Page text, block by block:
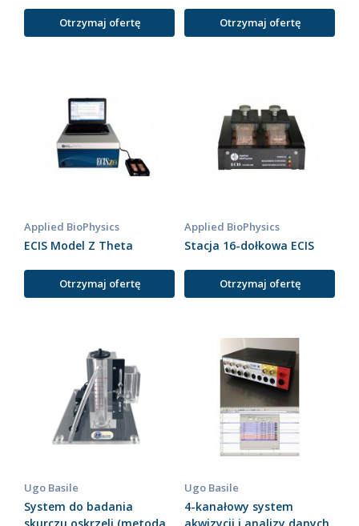
Otrzymaj ofertę Otrzymaj ofertę
Applied BioPhysics
ECIS Model Z Theta
Otrzymaj ofertę
Applied BioPhysics
Stacja 16-dołkowa ECIS
Otrzymaj ofertę
Ugo Basile
System do badania
Ugo Basile
4-kanałowy system